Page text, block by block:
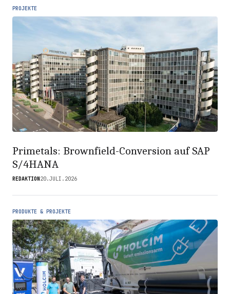
PROJEKTE
Primetals: Brownfield-Conversion auf SAP
S/4HANA
REDAKTION 20.JULI.2026
PRODUKTE & PROJEKTE